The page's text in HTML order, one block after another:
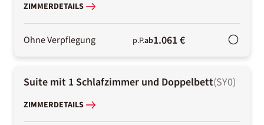
ZIMMERDETAILS
Ohne Verpflegung p.P.ab1.061 €
Suite mit 1 Schlafzimmer und Doppelbett(SY0)
ZIMMERDETAILS